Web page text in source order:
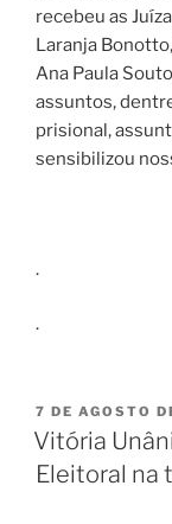
recebeu as
Laranja
Ana Paula
assuntos,
prisional,
sensibilizou
.
.
PUBLICADO
EM
7 DE AGOSTO
Vitória
Eleitoral na